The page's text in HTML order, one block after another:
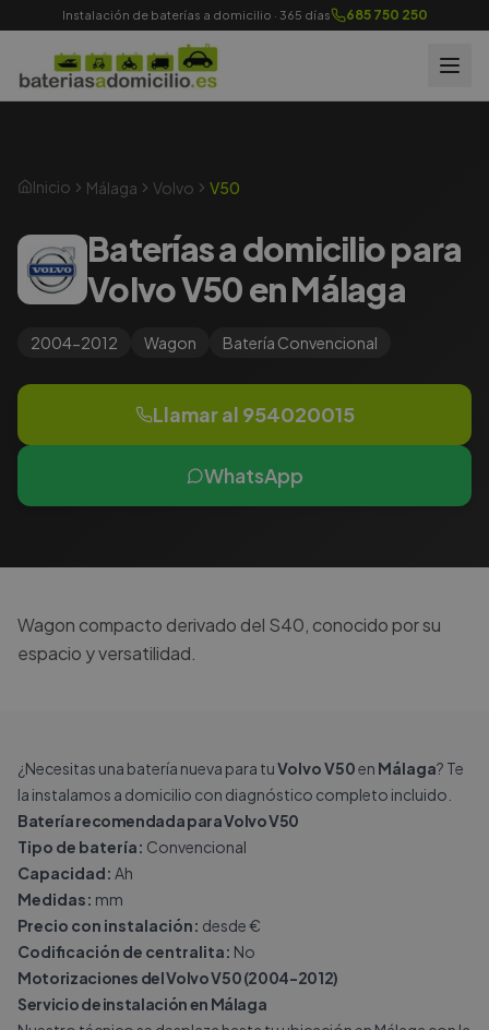
Instalación de baterías a domicilio · 365 días 685 750 250
Inicio Málaga Volvo V50
Baterías a domicilio para
Volvo V50 en Málaga
2004-2012 Wagon Batería Convencional
Llamar al 954020015
WhatsApp
Wagon compacto derivado del S40, conocido por su
espacio y versatilidad.
¿Necesitas una batería nueva para tuVolvo V50en Málaga? Te
la instalamos a domicilio con diagnóstico completo incluido.
Batería recomendada para Volvo V50
Tipo de batería: Convencional
Capacidad: Ah
Medidas: mm
Precio con instalación: desde €
Codificación de centralita: No
Motorizaciones del Volvo V50 (2004-2012)
Servicio de instalación en Málaga